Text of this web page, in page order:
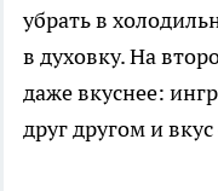
убрать в
в духовку. На
даже вкуснее:
друг другом и